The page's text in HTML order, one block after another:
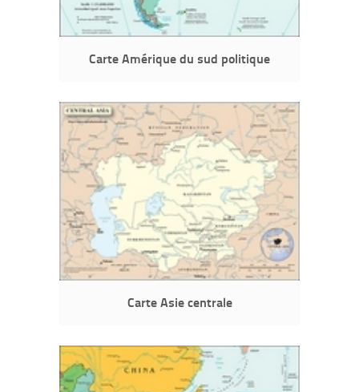
Carte Amérique du sud politique
Carte Asie centrale